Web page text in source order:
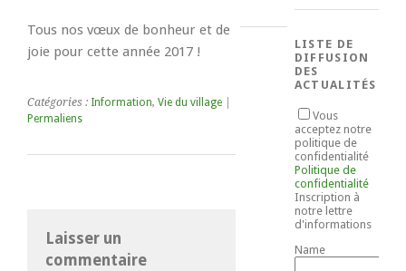
Tous nos vœux de bonheur et de
joie pour cette année 2017 !
Catégories : Information, Vie du village
Permaliens
Laisser un
commentaire
LISTE DE
DIFFUSION
DES
ACTUALITÉS
Vous
acceptez notre
politique de
confidentialité
Politique de
confidentialité
Inscription à
notre lettre
d'informations
Name